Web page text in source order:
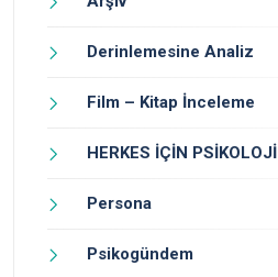
Derinlemesine Analiz
Film – Kitap İnceleme
HERKES İÇİN PSİKOLOJİ
Persona
Psikogündem